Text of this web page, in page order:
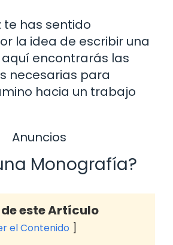
te has sentido
la idea de escribir una
encontrarás las
necesarias para
hacia un trabajo
Anuncios
Monografía?
este Artículo
el Contenido